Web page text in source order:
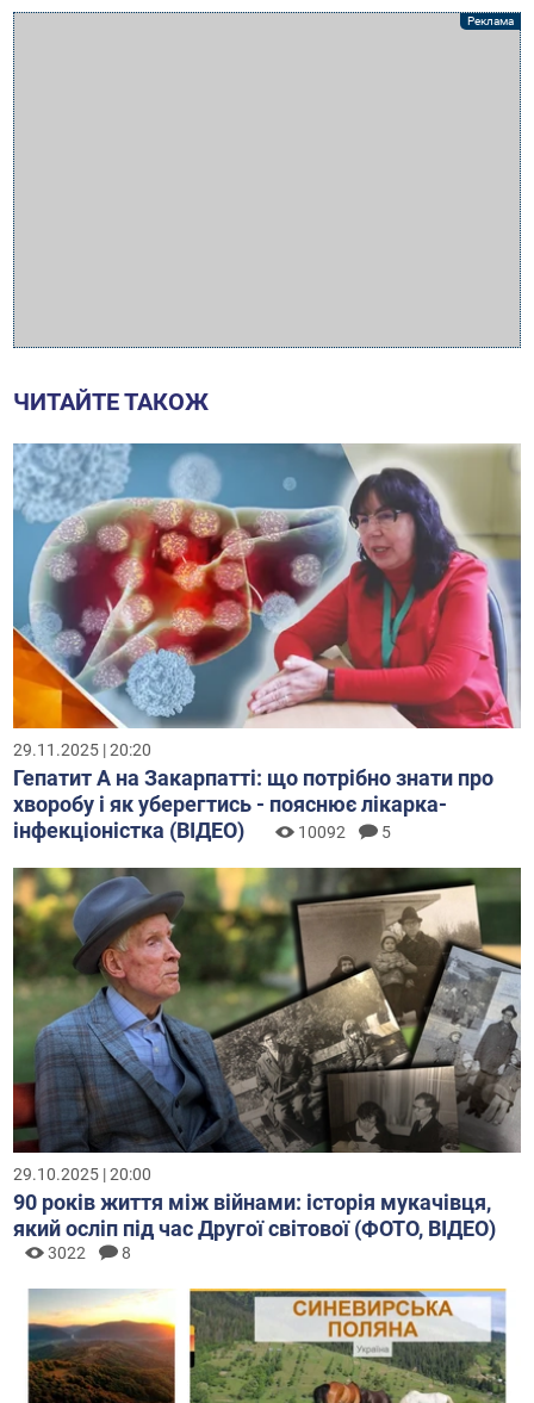
ЧИТАЙТЕ ТАКОЖ
29.11.2025 | 20:20
Гепатит А на Закарпатті: що потрібно знати про
хворобу і як уберегтись - пояснює лікарка-
інфекціоністка (ВІДЕО)
10092 5
29.10.2025 | 20:00
90 років життя між війнами: історія мукачівця,
який осліп під час Другої світової (ФОТО, ВІДЕО)
3022 8